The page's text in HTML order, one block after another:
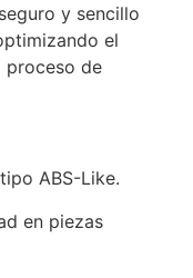
y sencillo
el
proceso de
ABS-Like.
en piezas